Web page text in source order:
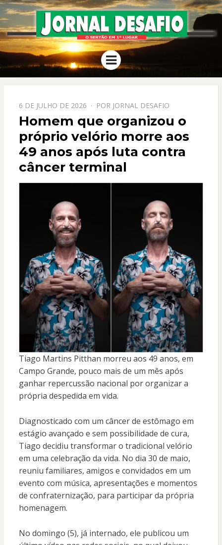
JORNAL
DESAFIO
O Sertão em 1º Lugar
Menu
PPOSTADO
EM
6 DE JULHO DE 2026 POR JORNAL DESAFIO
Homem que organizou o
próprio velório morre aos
49 anos após luta contra
câncer terminal
Tiago Martins Pitthan morreu aos 49 anos, em
Campo Grande, pouco mais de um mês após
ganhar repercussão nacional por organizar a
própria despedida em vida.
Diagnosticado com um câncer de estômago em
estágio avançado e sem possibilidade de cura,
Tiago decidiu transformar o tradicional velório
em uma celebração da vida. No dia 30 de maio,
reuniu familiares, amigos e convidados em um
evento com música, apresentações e momentos
de confraternização, para participar da própria
homenagem.
No domingo (5), já internado, ele publicou um